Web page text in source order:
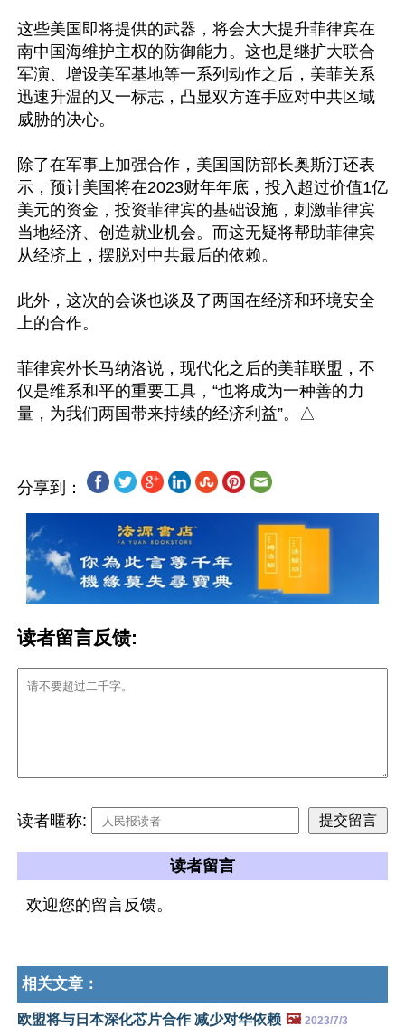
这些美国即将提供的武器，将会大大提升菲律宾在
南中国海维护主权的防御能力。这也是继扩大联合
军演、增设美军基地等一系列动作之后，美菲关系
迅速升温的又一标志，凸显双方连手应对中共区域
威胁的决心。
除了在军事上加强合作，美国国防部长奥斯汀还表
示，预计美国将在2023财年年底，投入超过价值1亿
美元的资金，投资菲律宾的基础设施，刺激菲律宾
当地经济、创造就业机会。而这无疑将帮助菲律宾
从经济上，摆脱对中共最后的依赖。
此外，这次的会谈也谈及了两国在经济和环境安全
上的合作。
菲律宾外长马纳洛说，现代化之后的美菲联盟，不
仅是维系和平的重要工具，“也将成为一种善的力
分享到：
读者留言反馈:
读者暱称:
读者留言
欢迎您的留言反馈。
相关文章：
欧盟将与日本深化芯片合作 减少对华依赖 🖼️ 2023/7/3